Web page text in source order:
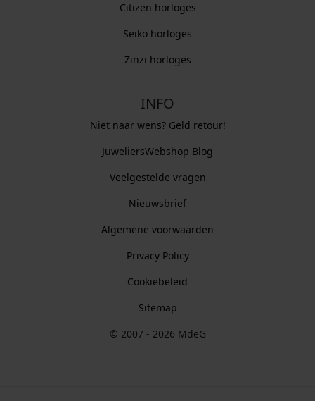
Citizen horloges
Seiko horloges
Zinzi horloges
INFO
Niet naar wens? Geld retour!
JuweliersWebshop Blog
Veelgestelde vragen
Nieuwsbrief
Algemene voorwaarden
Privacy Policy
Cookiebeleid
Sitemap
© 2007 - 2026 MdeG